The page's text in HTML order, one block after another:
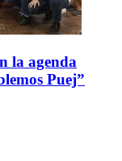
la agenda
Puej”